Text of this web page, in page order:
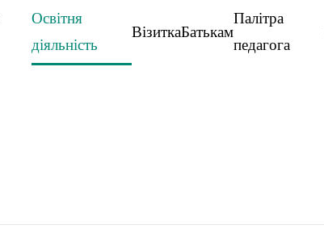
Освітня
діяльність
ВізиткаБатькам
Палітра
педагога